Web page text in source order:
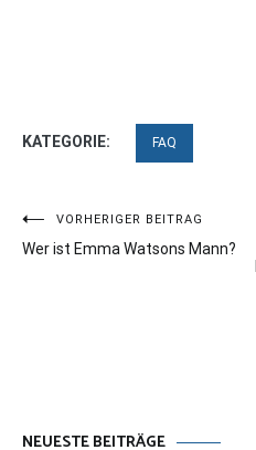
KATEGORIE: FAQ
Beitragsnavigation
VORHERIGER BEITRAG
Wer ist Emma Watsons Mann?
NEUESTE BEITRÄGE